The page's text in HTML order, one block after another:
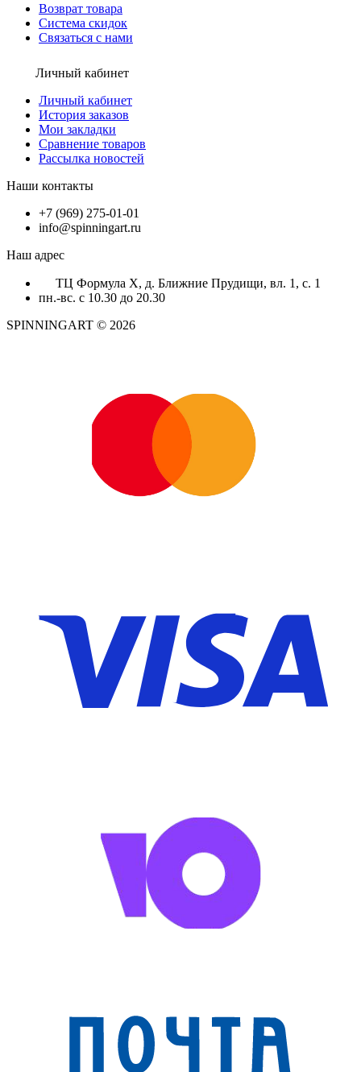
Возврат товара
Система скидок
Связаться с нами
Личный кабинет
Личный кабинет
История заказов
Мои закладки
Сравнение товаров
Рассылка новостей
Наши контакты
+7 (969) 275-01-01
info@spinningart.ru
Наш адрес
ТЦ Формула X, д. Ближние Прудищи, вл. 1, с. 1
пн.-вс. с 10.30 до 20.30
SPINNINGART © 2026